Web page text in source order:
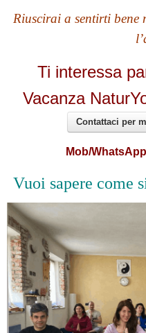
Riuscirai a sentirti bene
Ti interessa
Vacanza
Contattaci per
Mob/
Vuoi sapere come